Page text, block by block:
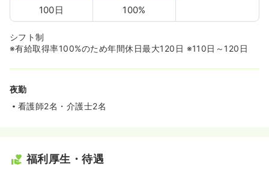
100日 100%
シフト制
※有給取得率100%のため年間休日最大120日 ※110日～120日
夜勤
看護師2名・介護士2名
福利厚生・待遇